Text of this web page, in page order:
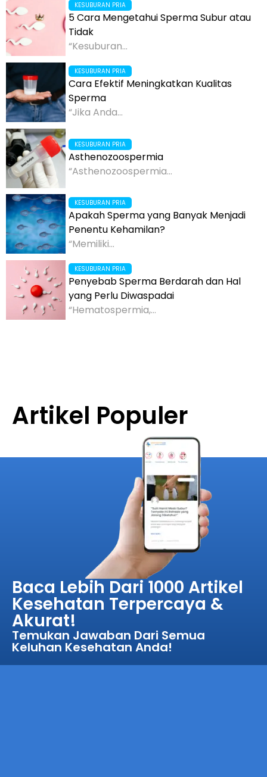
KESUBURAN PRIA
5 Cara Mengetahui Sperma Subur atau
Tidak
“Kesuburan...
KESUBURAN PRIA
Cara Efektif Meningkatkan Kualitas
Sperma
“Jika Anda...
KESUBURAN PRIA
Asthenozoospermia
“Asthenozoospermia...
KESUBURAN PRIA
Apakah Sperma yang Banyak Menjadi
Penentu Kehamilan?
“Memiliki...
KESUBURAN PRIA
Penyebab Sperma Berdarah dan Hal
yang Perlu Diwaspadai
“Hematospermia,...
Artikel Populer
Baca Lebih Dari 1000 Artikel
Kesehatan Terpercaya &
Akurat!
Temukan Jawaban Dari Semua
Keluhan Kesehatan Anda!